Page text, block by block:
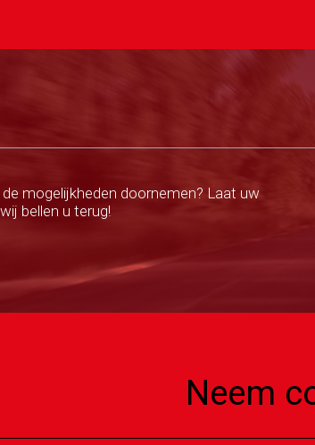
mogelijkheden doornemen? Laat uw
bellen u terug!
Neem